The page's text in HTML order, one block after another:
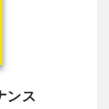
ンス